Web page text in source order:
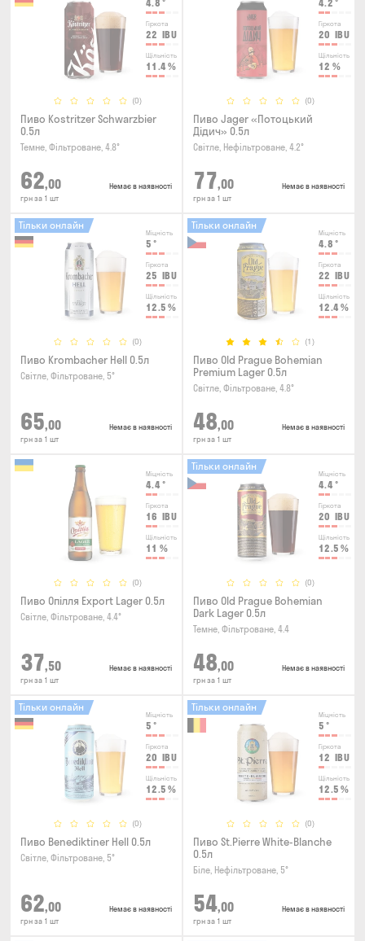
4.8 °
Гіркота
22 IBU
Щільність
11.4 %
(0)
Пиво Kostritzer Schwarzbier
0.5л
Темне, Фільтроване, 4.8°
62,00
грн за 1 шт
Немає в наявності
4.2 °
Гіркота
20 IBU
Щільність
12 %
(0)
Пиво Jager «Потоцький
Дідич» 0.5л
Світле, Нефільтроване, 4.2°
77,00
грн за 1 шт
Немає в наявності
Міцність
5 °
Гіркота
25 IBU
Щільність
12.5 %
(0)
Тільки онлайн
Пиво Krombacher Hell 0.5л
Світле, Фільтроване, 5°
65,00
грн за 1 шт
Немає в наявності
Міцність
4.8 °
Гіркота
22 IBU
Щільність
12.4 %
(1)
Тільки онлайн
Пиво Old Prague Bohemian
Premium Lager 0.5л
Світле, Фільтроване, 4.8°
48,00
грн за 1 шт
Немає в наявності
Міцність
4.4 °
Гіркота
16 IBU
Щільність
11 %
(0)
Пиво Опілля Export Lager 0.5л
Світле, Фільтроване, 4.4°
37,50
грн за 1 шт
Немає в наявності
Міцність
4.4 °
Гіркота
20 IBU
Щільність
12.5 %
(0)
Тільки онлайн
Пиво Old Prague Bohemian
Dark Lager 0.5л
Темне, Фільтроване, 4.4
48,00
грн за 1 шт
Немає в наявності
Міцність
5 °
Гіркота
20 IBU
Щільність
12.5 %
(0)
Тільки онлайн
Пиво Benediktiner Hell 0.5л
Світле, Фільтроване, 5°
62,00
грн за 1 шт
Немає в наявності
Міцність
5 °
Гіркота
12 IBU
Щільність
12.5 %
(0)
Тільки онлайн
Пиво St.Pierre White-Blanche
0.5л
Біле, Нефільтроване, 5°
54,00
грн за 1 шт
Немає в наявності